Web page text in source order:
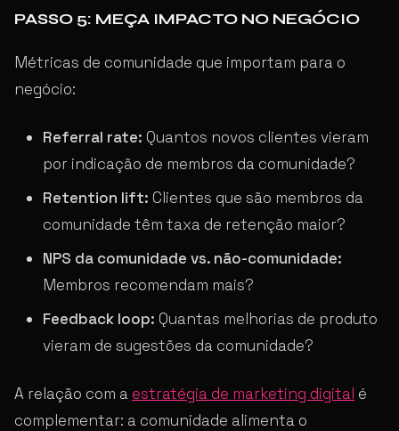
PASSO 5: MEÇA IMPACTO NO NEGÓCIO
Métricas de comunidade que importam para o
negócio:
Referral rate: Quantos novos clientes vieram
por indicação de membros da comunidade?
Retention lift: Clientes que são membros da
comunidade têm taxa de retenção maior?
NPS da comunidade vs. não-comunidade:
Membros recomendam mais?
Feedback loop: Quantas melhorias de produto
vieram de sugestões da comunidade?
A relação com a estratégia de marketing digital é
complementar: a comunidade alimenta o